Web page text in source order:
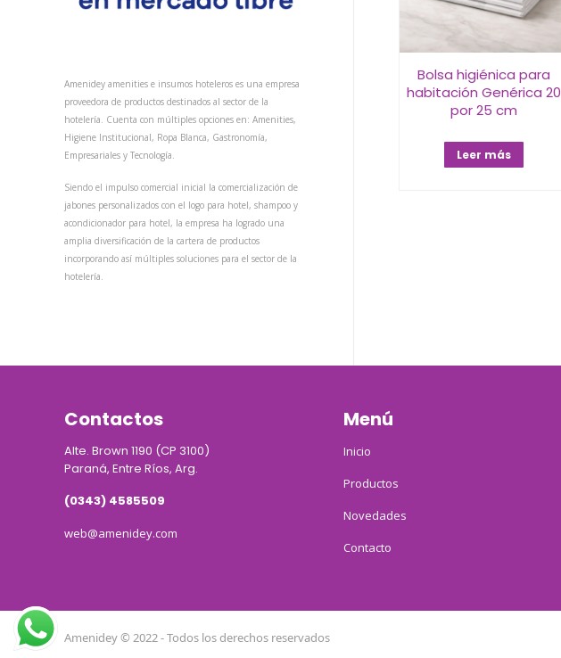
Bolsa higiénica para
habitación Genérica 20
por 25 cm
Leer más
Amenidey amenities e insumos hoteleros es una empresa
proveedora de productos destinados al sector de la
hotelería. Cuenta con múltiples opciones en: Amenities,
Higiene Institucional, Ropa Blanca, Gastronomía,
Empresariales y Tecnología.
Siendo el impulso comercial inicial la comercialización de
jabones personalizados con el logo para hotel, shampoo y
acondicionador para hotel, la empresa ha logrado una
amplia diversificación de la cartera de productos
incorporando así múltiples soluciones para el sector de la
hotelería.
Contactos
Alte. Brown 1190 (CP 3100)
Paraná, Entre Ríos, Arg.
(0343) 4585509
web@amenidey.com
Menú
Inicio
Productos
Novedades
Contacto
Amenidey © 2022 - Todos los derechos reservados